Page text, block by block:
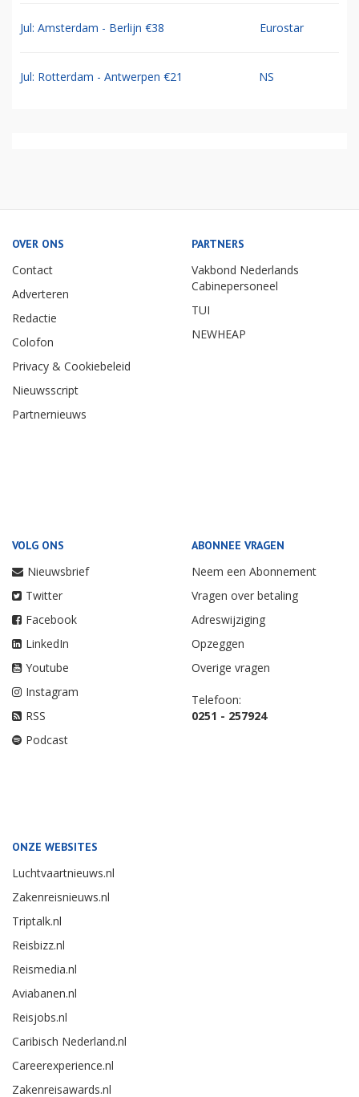
Jul: Amsterdam - Berlijn €38 Eurostar
Jul: Rotterdam - Antwerpen €21 NS
OVER ONS
Contact
Adverteren
Redactie
Colofon
Privacy & Cookiebeleid
Nieuwsscript
Partnernieuws
PARTNERS
Vakbond Nederlands
Cabinepersoneel
TUI
NEWHEAP
VOLG ONS
Nieuwsbrief
Twitter
Facebook
LinkedIn
Youtube
Instagram
RSS
Podcast
ABONNEE VRAGEN
Neem een Abonnement
Vragen over betaling
Adreswijziging
Opzeggen
Overige vragen
Telefoon:
0251 - 257924
ONZE WEBSITES
Luchtvaartnieuws.nl
Zakenreisnieuws.nl
Triptalk.nl
Reisbizz.nl
Reismedia.nl
Aviabanen.nl
Reisjobs.nl
Caribisch Nederland.nl
Careerexperience.nl
Zakenreisawards.nl